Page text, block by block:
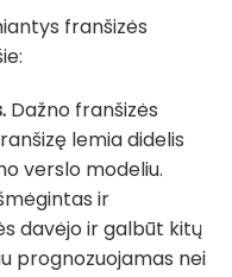
franšizės
Dažno franšizės
lemia didelis
verslo modeliu.
ir
davėjo ir galbūt kitų
prognozuojamas nei